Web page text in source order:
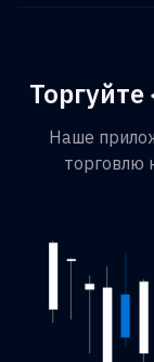
Наше
торговлю